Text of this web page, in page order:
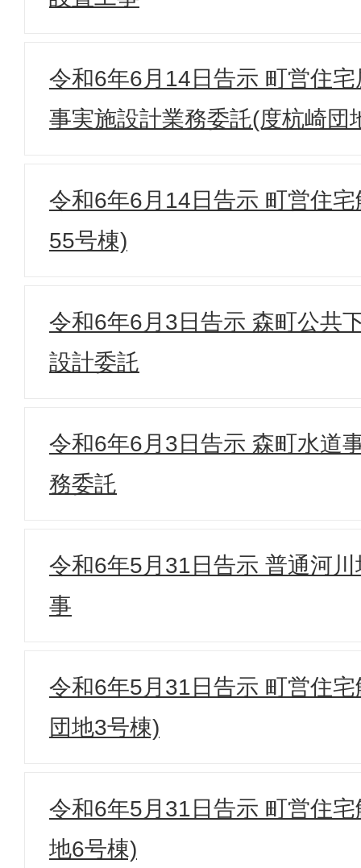
令和6年6月14日告示 町営住
事実施設計業務委託(度杭崎団
令和6年6月14日告示 町営住
55号棟)
令和6年6月3日告示 森町公共
設計委託
令和6年6月3日告示 森町水道
務委託
令和6年5月31日告示 普通河
事
令和6年5月31日告示 町営住
団地3号棟)
令和6年5月31日告示 町営住
地6号棟)